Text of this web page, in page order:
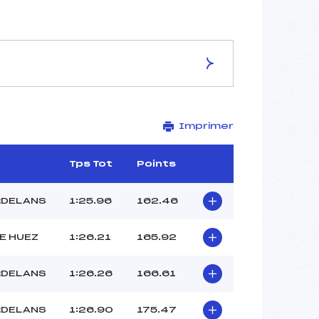
LES BERGERS
2326
3473/11/17
Imprimer
Tps Tot Points
1:25.96 162.46
HUEZ 1:26.21 165.92
1:26.26 166.61
1:26.90 175.47